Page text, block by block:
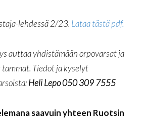
lehdessä 2/23. Lataa tästä pdf.
auttaa yhdistämään orpovarsat ja
Tiedot ja kyselyt
Heli Lepo 050 309 7555
saavuin yhteen Ruotsin